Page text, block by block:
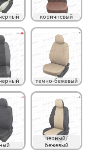
коричневый
темно-бежевый
черный/
бежевый